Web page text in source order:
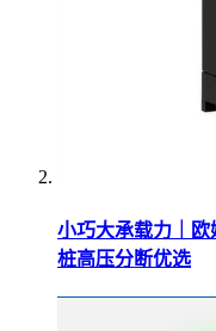
小巧大承载力｜欧
桩高压分断优选